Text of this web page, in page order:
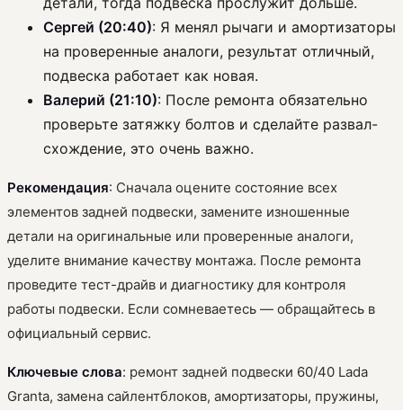
Сергей (20:40): Я менял рычаги и амортизаторы
на проверенные аналоги, результат отличный,
подвеска работает как новая.
Валерий (21:10): После ремонта обязательно
проверьте затяжку болтов и сделайте развал-
схождение, это очень важно.
Рекомендация: Сначала оцените состояние всех
элементов задней подвески, замените изношенные
детали на оригинальные или проверенные аналоги,
уделите внимание качеству монтажа. После ремонта
проведите тест-драйв и диагностику для контроля
работы подвески. Если сомневаетесь — обращайтесь в
официальный сервис.
Ключевые слова: ремонт задней подвески 60/40 Lada
Granta, замена сайлентблоков, амортизаторы, пружины,